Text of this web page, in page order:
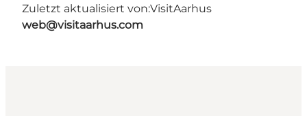
Zuletzt aktualisiert von:VisitAarhus
web@visitaarhus.com